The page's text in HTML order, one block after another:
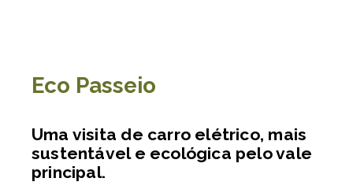
Eco Passeio
Uma visita de carro elétrico, mais
sustentável e ecológica pelo vale
principal.